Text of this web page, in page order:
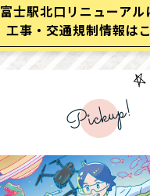
富士駅北口リニューアル
工事・交通規制情報は
Pickup!